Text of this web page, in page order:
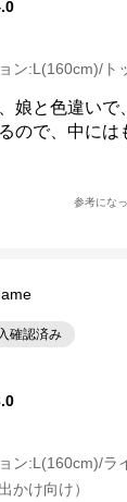
ン:L(160cm)/ト
娘と色違いで
ので、中には
参考にな
確認済み
ン:L(160cm)/ラ
かけ向け）